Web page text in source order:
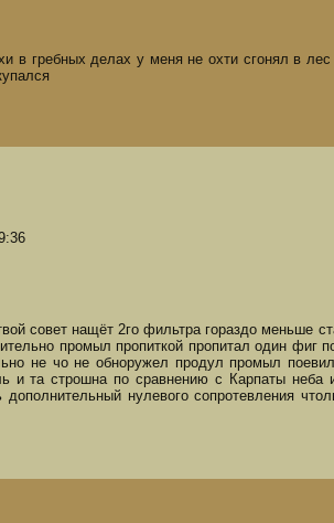
в гребных делах у меня не охти сгонял в
совет нащёт 2го фильтра гораздо меньше
промыл пропиткой пропитал один фиг
не чо не обноружел продул промыл
и та строшна по сравнению с Карпаты
дополнительный нулевого сопротевления